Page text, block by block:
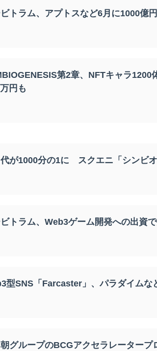
トラム、アプトスなど6月に1000億
第2章、NFTキャラ
円も
代が1000分の1に スクエニ「シンビ
トラム、Web3ゲーム開発への出資
型SNS「Farcaster」、パラダイムな
グループのBCGアクセラレーター